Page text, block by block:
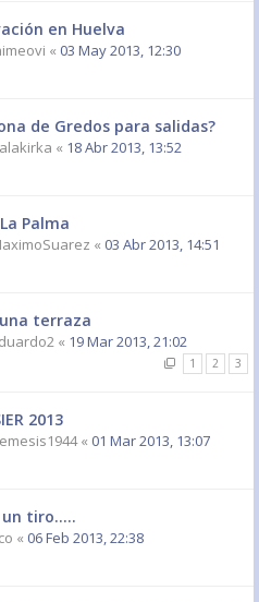
en Huelva
« 03 May 2013, 12:30
de Gredos para salidas?
« 18 Abr 2013, 13:52
Palma
« 03 Abr 2013, 14:51
terraza
« 19 Mar 2013, 21:02
1 2 3
2013
« 01 Mar 2013, 13:07
tiro.....
« 06 Feb 2013, 22:38